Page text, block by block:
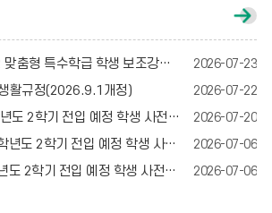
방학 08.10 여름방학
방학 08.12 여름방학
절 대체공휴일
식 08.21 학급 임원 선거
특수학급 학생 보조강사 모집 공고 2026-07-23
활규정(2026.9.1개정) 2026-07-22
기 전입 예정 학생 사전등록 안내(변경) 2026-07-20
2학기 전입 예정 학생 사전등록 안내 2026-07-06
학기 전입 예정 학생 사전등록 안내 2026-07-06
공
지
사
항
게
시
더
기